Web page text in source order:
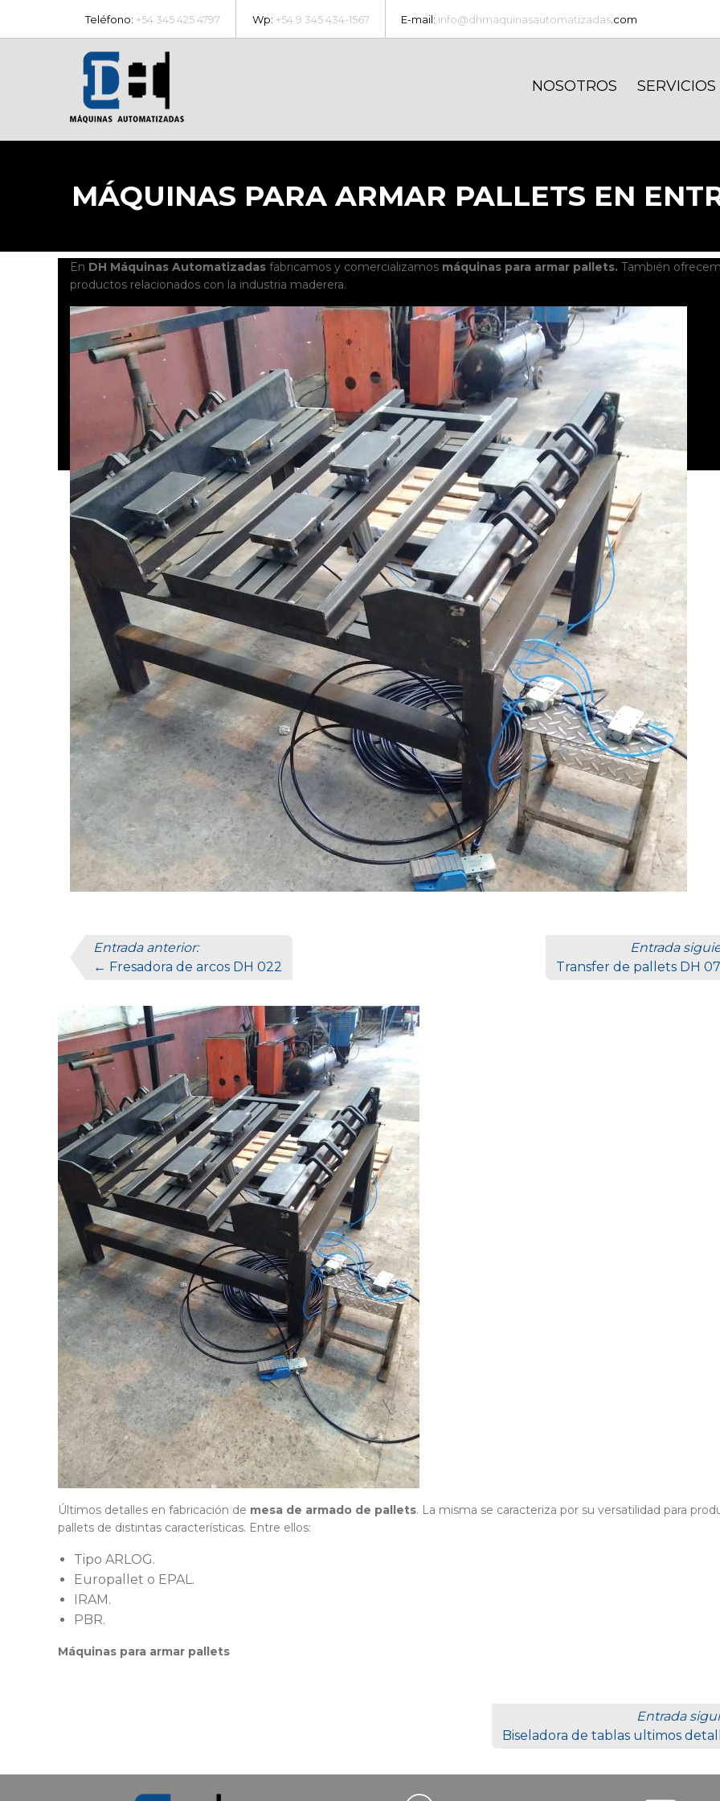
Teléfono: +54 345 425 4797 Wp: +54 9 345 434-1567 E-mail: info@dhmaquinasautomatizadas.com
NOSOTROS SERVICIOS
MÁQUINAS PARA ARMAR PALLETS EN
En DH Máquinas Automatizadas fabricamos y comercializamos máquinas para armar pallets. También
productos relacionados con la industria maderera.
Entrada anterior:
← Fresadora de arcos DH 022
Entrada
Transfer de pallets DH
Últimos detalles en fabricación de mesa de armado de pallets. La misma se caracteriza por su versatilidad para
pallets de distintas características. Entre ellos:
Tipo ARLOG.
Europallet o EPAL.
IRAM.
PBR.
Máquinas para armar pallets
Entrada
Biseladora de tablas ultimos